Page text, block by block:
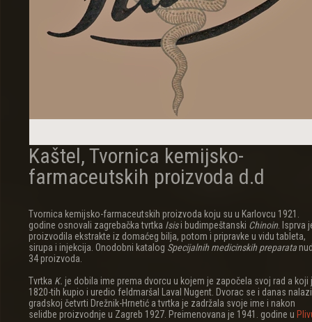
Kaštel, Tvornica kemijsko-
farmaceutskih proizvoda d.d
Tvornica kemijsko-farmaceutskih proizvoda koju su u Karlovcu 1921.
godine osnovali zagrebačka tvrtka Isisi budimpeštanski Chinoin . Isprva
proizvodila ekstrakte iz domaćeg bilja, potom i pripravke u vidu tableta,
sirupa i injekcija. Onodobni katalog Specijalnih medicinskih preparata
34 proizvoda.
Tvrtka K. je dobila ime prema dvorcu u kojem je započela svoj rad a koji
1820-tih kupio i uredio feldmaršal Laval Nugent. Dvorac se i danas
gradskoj četvrti Drežnik-Hrnetić a tvrtka je zadržala svoje ime i nakon
selidbe proizvodnje u Zagreb 1927. Preimenovana je 1941. godine u